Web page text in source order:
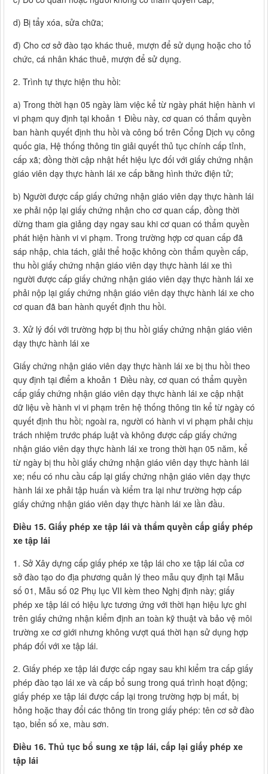
d) Bị tẩy xóa, sửa chữa;
đ) Cho cơ sở đào tạo khác thuê, mượn để sử dụng hoặc cho tổ
chức, cá nhân khác thuê, mượn để sử dụng.
2. Trình tự thực hiện thu hồi:
a) Trong thời hạn 05 ngày làm việc kể từ ngày phát hiện hành vi
vi phạm quy định tại khoản 1 Điều này, cơ quan có thẩm quyền
ban hành quyết định thu hồi và công bố trên Cổng Dịch vụ công
quốc gia, Hệ thống thông tin giải quyết thủ tục chính cấp tỉnh,
cấp xã; đồng thời cập nhật hết hiệu lực đối với giấy chứng nhận
giáo viên dạy thực hành lái xe cấp bằng hình thức điện tử;
b) Người được cấp giấy chứng nhận giáo viên dạy thực hành lái
xe phải nộp lại giấy chứng nhận cho cơ quan cấp, đồng thời
dừng tham gia giảng dạy ngay sau khi cơ quan có thẩm quyền
phát hiện hành vi vi phạm. Trong trường hợp cơ quan cấp đã
sáp nhập, chia tách, giải thể hoặc không còn thẩm quyền cấp,
thu hồi giấy chứng nhận giáo viên dạy thực hành lái xe thì
người được cấp giấy chứng nhận giáo viên dạy thực hành lái xe
phải nộp lại giấy chứng nhận giáo viên dạy thực hành lái xe cho
cơ quan đã ban hành quyết định thu hồi.
3. Xử lý đối với trường hợp bị thu hồi giấy chứng nhận giáo viên
dạy thực hành lái xe
Giấy chứng nhận giáo viên dạy thực hành lái xe bị thu hồi theo
quy định tại điểm a khoản 1 Điều này, cơ quan có thẩm quyền
cấp giấy chứng nhận giáo viên dạy thực hành lái xe cập nhật
dữ liệu về hành vi vi phạm trên hệ thống thông tin kể từ ngày có
quyết định thu hồi; ngoài ra, người có hành vi vi phạm phải chịu
trách nhiệm trước pháp luật và không được cấp giấy chứng
nhận giáo viên dạy thực hành lái xe trong thời hạn 05 năm, kể
từ ngày bị thu hồi giấy chứng nhận giáo viên dạy thực hành lái
xe; nếu có nhu cầu cấp lại giấy chứng nhận giáo viên dạy thực
hành lái xe phải tập huấn và kiểm tra lại như trường hợp cấp
giấy chứng nhận giáo viên dạy thực hành lái xe lần đầu.
Điều 15. Giấy phép xe tập lái và thẩm quyền cấp giấy phép
xe tập lái
1. Sở Xây dựng cấp giấy phép xe tập lái cho xe tập lái của cơ
sở đào tạo do địa phương quản lý theo mẫu quy định tại Mẫu
số 01, Mẫu số 02 Phụ lục VII kèm theo Nghị định này; giấy
phép xe tập lái có hiệu lực tương ứng với thời hạn hiệu lực ghi
trên giấy chứng nhận kiểm định an toàn kỹ thuật và bảo vệ môi
trường xe cơ giới nhưng không vượt quá thời hạn sử dụng hợp
pháp đối với xe tập lái.
2. Giấy phép xe tập lái được cấp ngay sau khi kiểm tra cấp giấy
phép đào tạo lái xe và cấp bổ sung trong quá trình hoạt động;
giấy phép xe tập lái được cấp lại trong trường hợp bị mất, bị
hỏng hoặc thay đổi các thông tin trong giấy phép: tên cơ sở đào
tạo, biển số xe, màu sơn.
Điều 16. Thủ tục bổ sung xe tập lái, cấp lại giấy phép xe
tập lái